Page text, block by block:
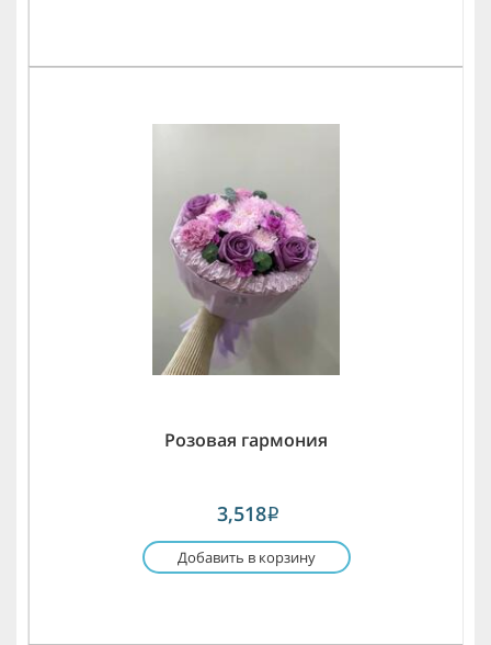
Розовая гармония
3,518i
Добавить в корзину